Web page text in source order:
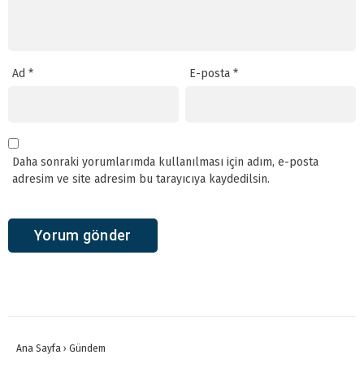
Ad * E-posta*
Daha sonraki yorumlarımda kullanılması için adım, e-posta
adresim ve site adresim bu tarayıcıya kaydedilsin.
Ana Sayfa › Gündem